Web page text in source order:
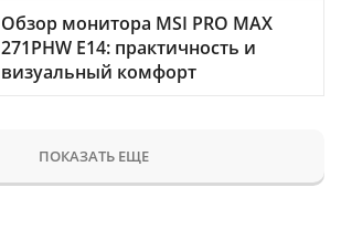
Обзор монитора MSI PRO MAX
271PHW E14: практичность и
визуальный комфорт
ПОКАЗАТЬ ЕЩЕ